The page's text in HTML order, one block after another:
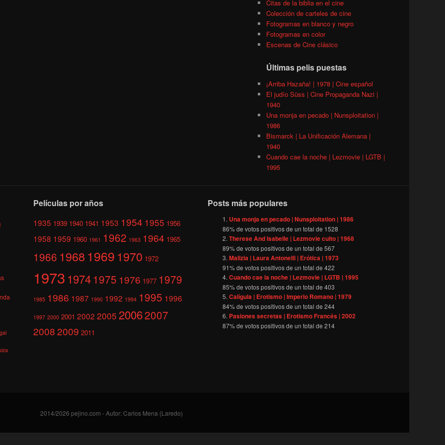
Citas de la biblia en el cine
Colección de carteles de cine
Fotogramas en blanco y negro
Fotogramas en color
Escenas de Cine clásico
Últimas pelis puestas
¡Arriba Hazaña! | 1978 | Cine español
El judío Süss | Cine Propaganda Nazi |
1940
Una monja en pecado | Nunsploitation |
1986
Bismarck | La Unificación Alemana |
1940
Cuando cae la noche | Lezmovie | LGTB |
1995
Películas por años
1935 1939 1940 1941 1953 1954 1955 1956
1958 1959 1960 1961 1962 1963 1964 1965
1966 1968 1969 1970 1972
1973 1974 1975 1976 1977 1979
1985 1986 1987 1990 1992 1994 1995 1996
1997 2000 2001 2002 2005 20062007
20082009 2011
Posts más populares
Una monja en pecado | Nunsploitation | 1986
86% de votos positivos de un total de 1528
Therese And Isabelle | Lezmovie culto | 1968
89% de votos positivos de un total de567
Malizia | Laura Antonelli | Erótica | 1973
91% de votos positivos de un total de422
Cuando cae la noche | Lezmovie | LGTB | 1995
85% de votos positivos de un total de403
Calígula | Erotismo | Imperio Romano | 1979
84% de votos positivos de un total de244
Pasiones secretas | Erotismo Francés | 2002
87% de votos positivos de un total de214
2014/2026 pejino.com - Autor: Carlos Mena (Laredo)